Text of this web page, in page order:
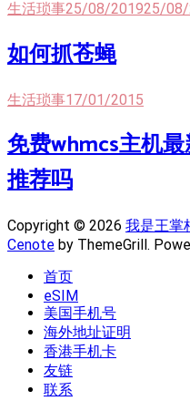
生活琐事25/08/201925/08/
如何抓苍蝇
生活琐事17/01/2015
免费whmcs主机
推荐吗
Copyright © 2026 我是王掌
Cenote by ThemeGrill.
首页
eSIM
美国手机号
海外地址证明
香港手机卡
友链
联系